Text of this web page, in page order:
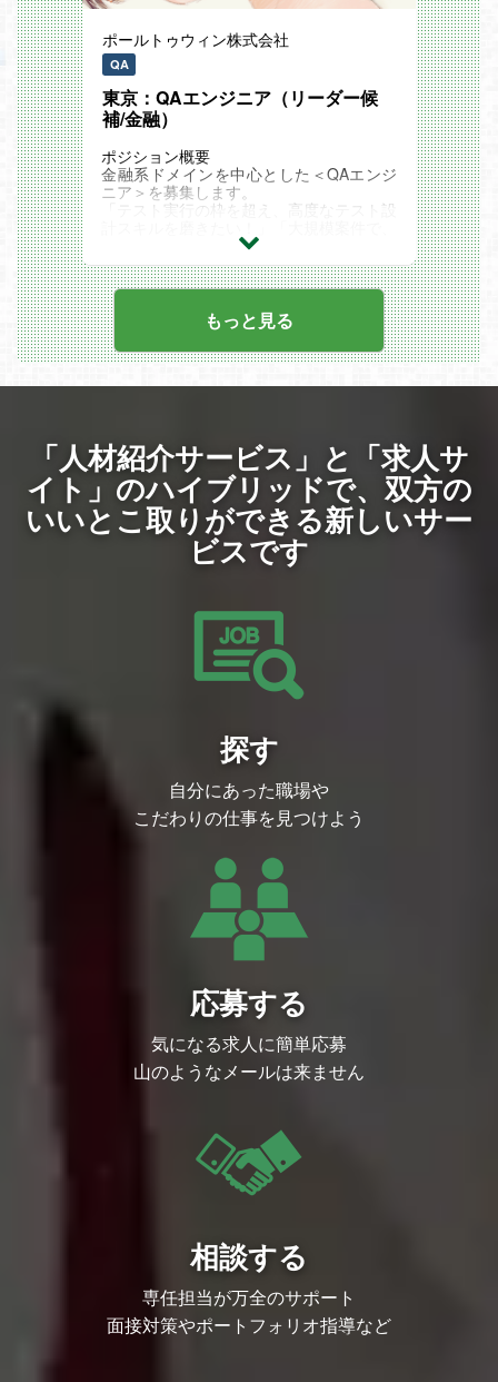
ポールトゥウィン株式会社
QA
東京：QAエンジニア（リーダー候
補/金融）
ポジション概要
金融系ドメインを中心とした＜QAエンジ
ニア＞を募集します。
「テスト実行の枠を超え、高度なテスト設
市場価値の高い品質保証スキルを極めた
い」という成長意欲のある方を歓迎しま
す！
本案件については、金融領域における高い
品質要求に応えるため、API連携・外部シ
ステム接続・アプリケーション全体を横断
した品質保証を担う重要な役割です。当社
計を通じて重大リスクを未然に防ぎ、プロ
す！
このポジションの魅力
先輩シニアリーダーのすぐ隣で学べる環境
今回は出社100%の案件ですが、これを逆
手に取った成長環境があります。当社の優
秀なシニアリーダーと同じ現場に常駐する
ため、テキストだけでは伝わりにくい複雑
が可能です。
充実のテスト設計研修あり
当社の研修専門部署の用意する、入社後1
週間のテスト設計研修がございます。
研修後も、いきなり一人称でのアサインで
で、安心してご就業いただけます！
無理ないペースでリーダーにも挑戦可能
業務に慣れてきたら、ゆくゆくはチームマ
ネジメントをお任せいたします！
経験を積み重ね、１～２年後にはチームリ
ーダーとして自らのチーム（最初は少人数
ャリアを築いていただきます！
■具体的な業務内容
テスト技法に準拠した当社の標準化された
ナレッジに沿ってテスト工程にご担当いた
第三者検証として必要なテスト設計のスキ
ルを十分に高めていただけます！
製品の仕様書に基づき、テストケース作成
をして頂きます。
・不具合起票・再現確認
・テスターの業務サポート
現場の状況に慣れてきたら、実行メンバー
のフォローも徐々に担当していただきま
しながらプロジェクトを推進していただく
・テスト実行進捗率
・不具合検出件数・検出精度
・テストケース消化率
・報告品質（遅延・不備の有無）
もっと見る
「人材紹介サービス」と「求人サ
イト」のハイブリッドで、双方の
いいとこ取りができる新しいサー
ビスです
探す
自分にあった職場や
こだわりの仕事を見つけよう
応募する
気になる求人に簡単応募
山のようなメールは来ません
相談する
専任担当が万全のサポート
面接対策やポートフォリオ指導など